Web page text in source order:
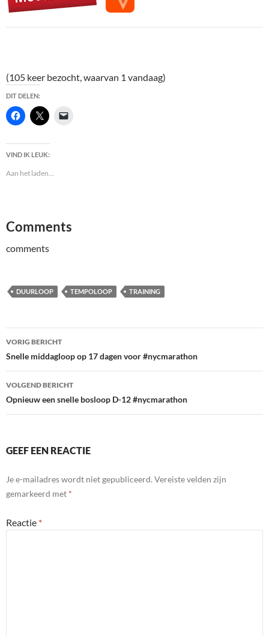
(105 keer bezocht, waarvan 1 vandaag)
DIT DELEN:
VIND IK LEUK:
Aan het laden...
Comments
comments
DUURLOOP TEMPOLOOP TRAINING
Bericht
navigatie
VORIG BERICHT
Snelle middagloop op 17 dagen voor #nycmarathon
VOLGEND BERICHT
Opnieuw een snelle bosloop D-12 #nycmarathon
GEEF EEN REACTIE
Je e-mailadres wordt niet gepubliceerd. Vereiste velden zijn
gemarkeerd met *
Reactie *